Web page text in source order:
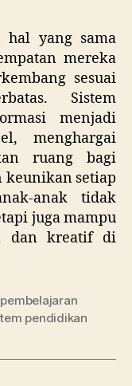
hal yang sama
mereka
sesuai
Sistem
menjadi
menghargai
ruang bagi
keunikan setiap
anak tidak
juga mampu
dan kreatif di
pembelajaran
pendidikan